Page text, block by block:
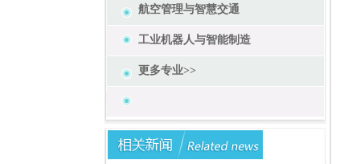
航空管理与智慧交通
工业机器人与智能制造
更多专业>>